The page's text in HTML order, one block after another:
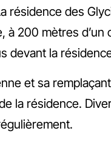
résidence des
à 200 mètres d’un
devant la
et sa
la résidence.